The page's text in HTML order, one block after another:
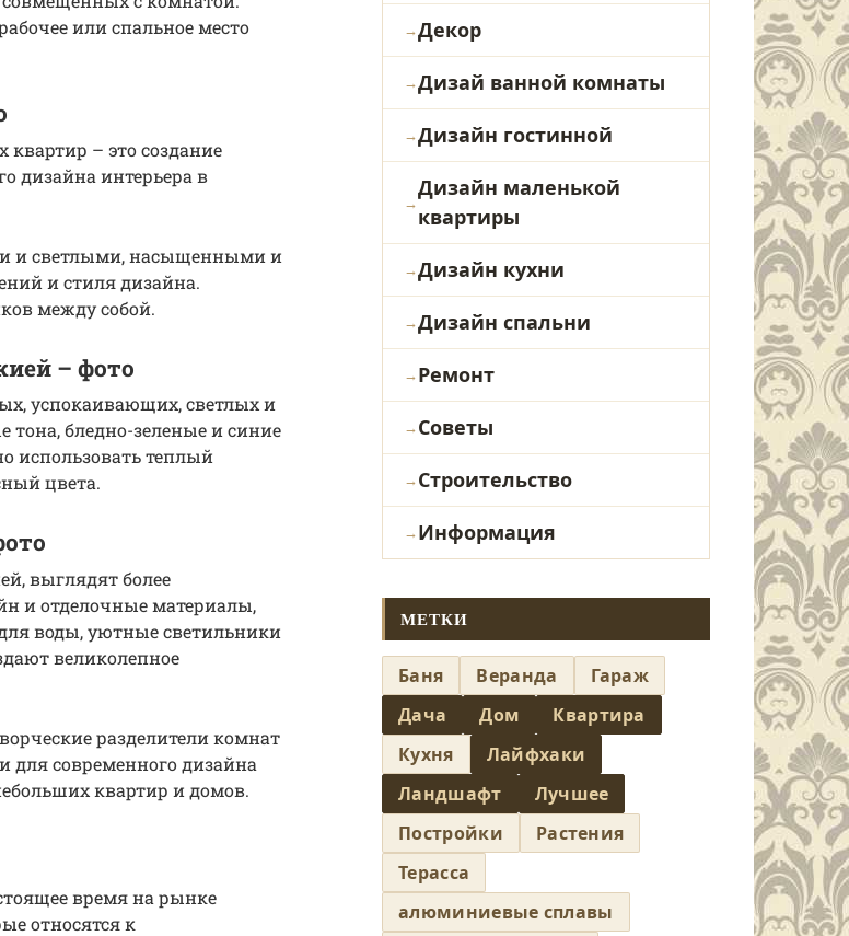
или спальное место
– это создание
дизайна интерьера в
и светлыми, насыщенными и
и стиля дизайна.
между собой.
– фото
успокаивающих, светлых и
тона, бледно-зеленые и синие
использовать теплый
цвета.
выглядят более
и отделочные материалы,
воды, уютные светильники
великолепное
разделители комнат
для современного дизайна
квартир и домов.
время на рынке
относятся к
Декор
Дизай ванной комнаты
Дизайн гостинной
Дизайн маленькой
квартиры
Дизайн кухни
Дизайн спальни
Ремонт
Советы
Строительство
Информация
МЕТКИ
Баня Веранда
Гараж
Дача
Дом
Квартира
Кухня
Лайфхаки
Ландшафт
Лучшее
Постройки
Растения
Терасса
алюминиевые сплавы